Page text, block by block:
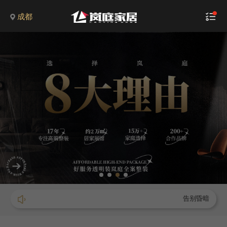
成都
告别昏暗廉价吸顶灯，